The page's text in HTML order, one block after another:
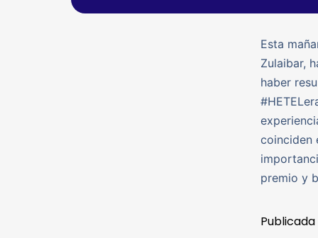
Esta
Zulaibar,
haber
coinciden
premio y